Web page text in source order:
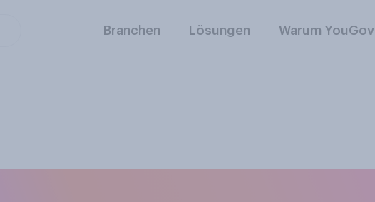
Branchen Lösungen Warum YouGov